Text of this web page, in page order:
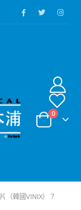
0
（韓國VINIX）？